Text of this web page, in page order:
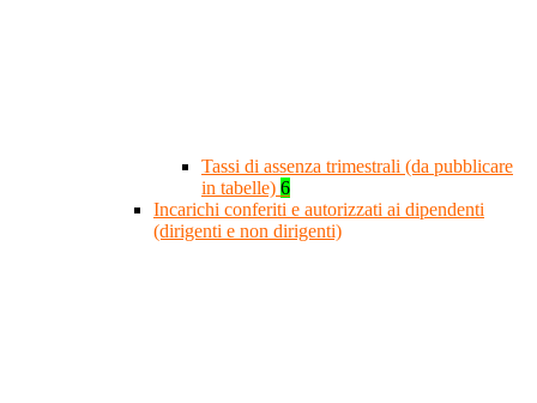
Tassi di assenza trimestrali (da pubblicare
in tabelle) 6
Incarichi conferiti e autorizzati ai dipendenti
(dirigenti e non dirigenti)